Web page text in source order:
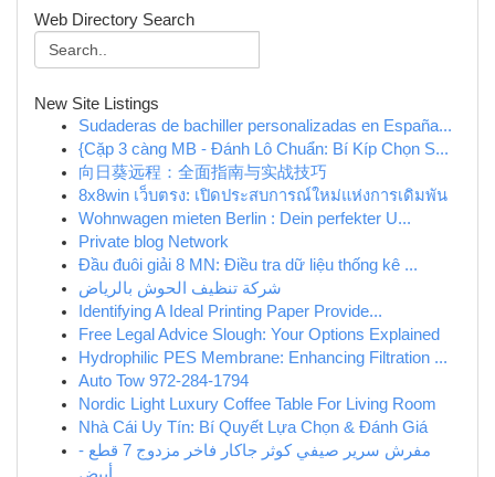
Web Directory Search
New Site Listings
Sudaderas de bachiller personalizadas en España...
{Cặp 3 càng MB - Đánh Lô Chuẩn: Bí Kíp Chọn S...
向日葵远程：全面指南与实战技巧
8x8win เว็บตรง: เปิดประสบการณ์ใหม่แห่งการเดิมพัน
Wohnwagen mieten Berlin : Dein perfekter U...
Private blog Network
Đầu đuôi giải 8 MN: Điều tra dữ liệu thống kê ...
شركة تنظيف الحوش بالرياض
Identifying A Ideal Printing Paper Provide...
Free Legal Advice Slough: Your Options Explained
Hydrophilic PES Membrane: Enhancing Filtration ...
Auto Tow 972-284-1794
Nordic Light Luxury Coffee Table For Living Room
Nhà Cái Uy Tín: Bí Quyết Lựa Chọn & Đánh Giá
مفرش سرير صيفي كوثر جاكار فاخر مزدوج 7 قطع -